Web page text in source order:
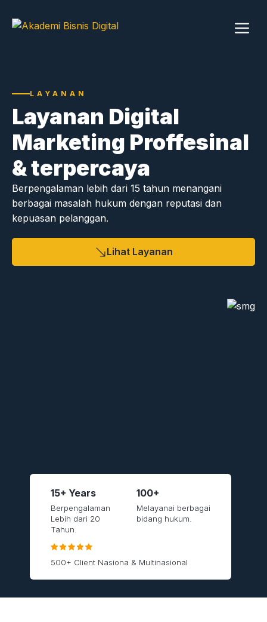
LAYANAN
Layanan Digital
Marketing Proffesinal
& terpercaya
Berpengalaman lebih dari 15 tahun menangani
berbagai masalah hukum dengan reputasi dan
kepuasan pelanggan.
Lihat Layanan
15+ Years
Berpengalaman
Lebih dari 20
Tahun.
100+
Melayanai berbagai
bidang hukum.
500+ Client Nasiona & Multinasional